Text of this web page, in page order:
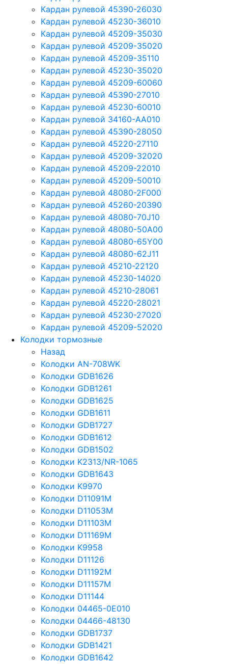
Кардан рулевой 45390-26030
Кардан рулевой 45230-36010
Кардан рулевой 45209-35030
Кардан рулевой 45209-35020
Кардан рулевой 45209-35110
Кардан рулевой 45230-35020
Кардан рулевой 45209-60060
Кардан рулевой 45390-27010
Кардан рулевой 45230-60010
Кардан рулевой 34160-AA010
Кардан рулевой 45390-28050
Кардан рулевой 45220-27110
Кардан рулевой 45209-32020
Кардан рулевой 45209-22010
Кардан рулевой 45209-50010
Кардан рулевой 48080-2F000
Кардан рулевой 45260-20390
Кардан рулевой 48080-70J10
Кардан рулевой 48080-50A00
Кардан рулевой 48080-65Y00
Кардан рулевой 48080-62J11
Кардан рулевой 45210-22120
Кардан рулевой 45230-14020
Кардан рулевой 45210-28061
Кардан рулевой 45220-28021
Кардан рулевой 45230-27020
Кардан рулевой 45209-52020
Колодки тормозные
Назад
Колодки AN-708WK
Колодки GDB1626
Колодки GDB1261
Колодки GDB1625
Колодки GDB1611
Колодки GDB1727
Колодки GDB1612
Колодки GDB1502
Колодки K2313/NR-1065
Колодки GDB1643
Колодки K9970
Колодки D11091M
Колодки D11053M
Колодки D11103M
Колодки D11169M
Колодки K9958
Колодки D11126
Колодки D11192M
Колодки D11157M
Колодки D11144
Колодки 04465-0E010
Колодки 04466-48130
Колодки GDB1737
Колодки GDB1421
Колодки GDB1642